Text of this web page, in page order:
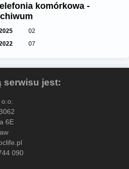
komórkowa -
02
07
serwisu jest:
6E
090